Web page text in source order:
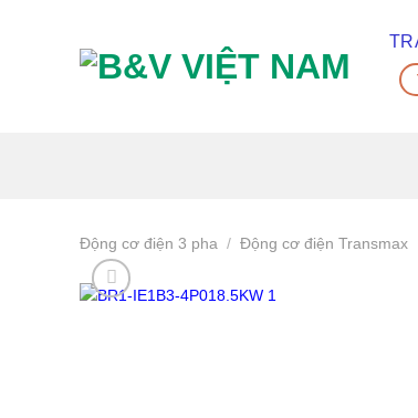
Động cơ điện 3 pha / Động cơ điện Transmax